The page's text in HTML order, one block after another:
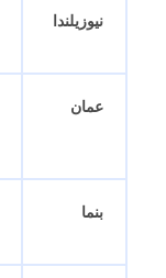
نيوزيلندا
عمان
بنما